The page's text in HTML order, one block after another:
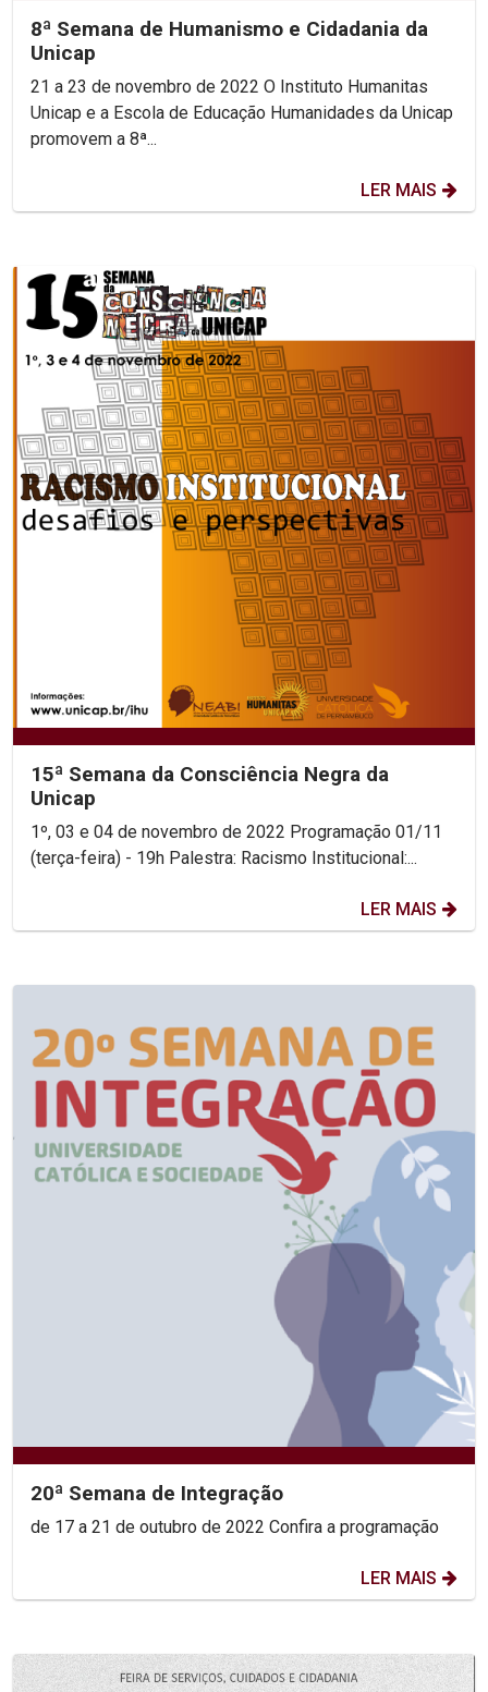
8ª Semana de Humanismo e Cidadania da
Unicap
21 a 23 de novembro de 2022 O Instituto Humanitas
Unicap e a Escola de Educação Humanidades da Unicap
promovem a 8ª...
LER MAIS
15ª Semana da Consciência Negra da
Unicap
1º, 03 e 04 de novembro de 2022 Programação 01/11
(terça-feira) - 19h Palestra: Racismo Institucional:...
LER MAIS
20ª Semana de Integração
de 17 a 21 de outubro de 2022 Confira a programação
LER MAIS